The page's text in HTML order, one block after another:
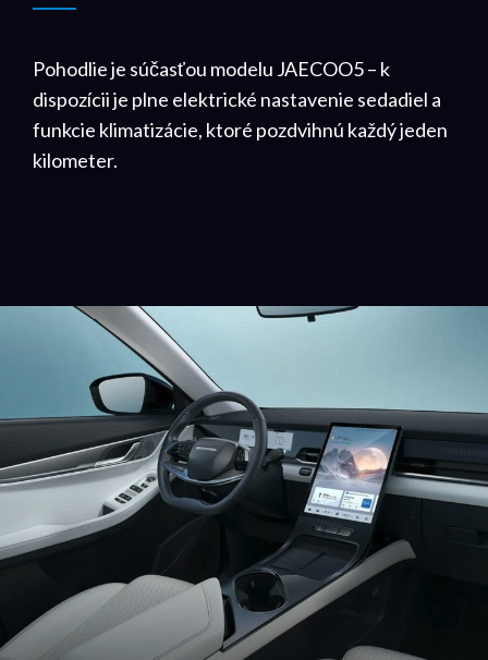
Pohodlie je súčasťou modelu JAECOO5 – k
dispozícii je plne elektrické nastavenie sedadiel a
funkcie klimatizácie, ktoré pozdvihnú každý jeden
kilometer.